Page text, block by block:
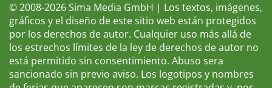
© 2008-2026 Sima Media GmbH | Los textos, imágenes,
gráficos y el diseño de este sitio web están protegidos
por los derechos de autor. Cualquier uso más allá de
los estrechos límites de la ley de derechos de autor no
está permitido sin consentimiento. Abuso sera
sancionado sin previo aviso. Los logotipos y nombres